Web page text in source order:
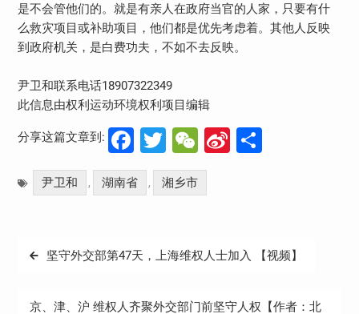
是不会管他们的。就是有亲人在政府当官的人家，只要有什
么救灾项目或补助项目，他们都是优先考虑着。其他人反映
到政府机关，是白费功夫，不如不去反映。
尹卫和联系电话18907322349
此信息由权利运动环境权利项目编辑
分享这篇文章到: Facebook
Twitter
WeChat
Sina分
尹卫和 , 湖南省 , 湘乡市
文
坚守外交部第47天，上海维权人士加入 【视频】
京、津、沪 维权人齐聚外交部门前坚守人权【作者：北